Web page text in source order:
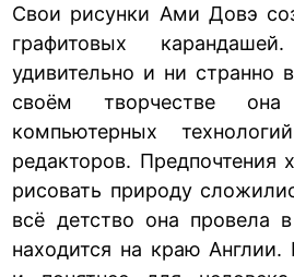
Свои рисунки Ами Довэ
графитовых
удивительно и ни странно
своём творчестве
компьютерных
редакторов. Предпочтения
рисовать природу
всё детство она провела
находится на краю Англии.